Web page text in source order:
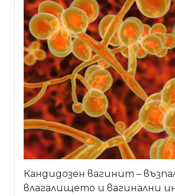
Кандидозен вагинит –
влагалището и вагинални